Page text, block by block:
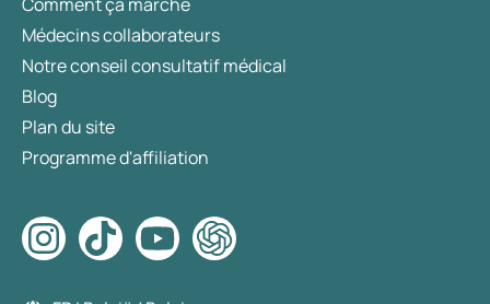
Médecins collaborateurs
Notre conseil consultatif médical
Blog
Plan du site
Programme d'affiliation